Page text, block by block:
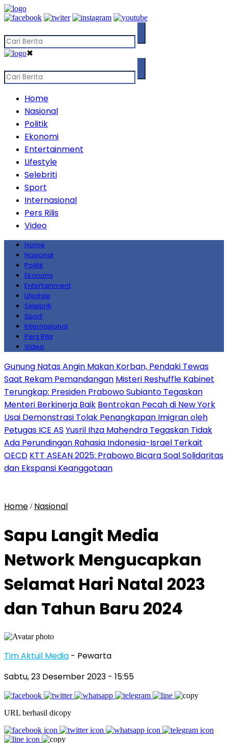
✖
Home
Nasional
Politik
Ekonomi
Entertainment
Lifestyle
Selebriti
Sport
Internasional
Pers Rilis
Video
Home
Nasional
Politik
Ekonomi
Entertainment
Lifestyle
Selebriti
Sport
Internasional
Pers Rilis
Video
Gunung Natas Angin Makan Korban, Pendaki Tewas
Saat Rekam Pemandangan Misteri Reshuffle Kabinet
Terungkap: Presiden Prabowo Subianto Tegaskan
Menteri Berkinerja Baik Bentrokan Pecah di New York
Usai Demonstrasi Tolak Penangkapan Imigran oleh
Petugas ICE AS Yusril Ihza Mahendra Tegaskan Tidak
Ada Perundingan Rahasia Indonesia-Israel Terkait
OECD KTT ASEAN 2025: Prabowo Bicara Soal Solidaritas
dan Ekspansi Keanggotaan
Home / Nasional
Sapu Langit Media
Network Mengucapkan
Selamat Hari Natal 2023
dan Tahun Baru 2024
Tim Aktuil Media - Pewarta
Sabtu, 23 Desember 2023 - 15:55
URL berhasil dicopy